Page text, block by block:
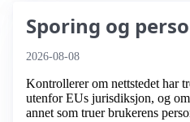
Sporing og
2026-08-08
Kontrollerer om nettstedet har
utenfor EUs jurisdiksjon, og
annet som truer brukerens